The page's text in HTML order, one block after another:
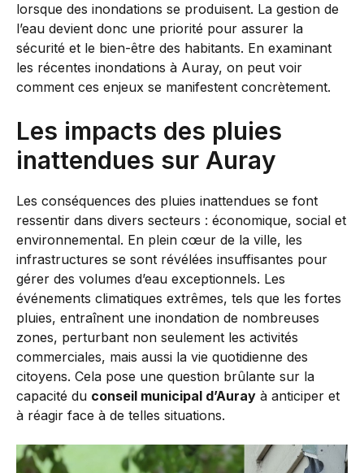
lorsque des inondations se produisent. La gestion de
l’eau devient donc une priorité pour assurer la
sécurité et le bien-être des habitants. En examinant
les récentes inondations à Auray, on peut voir
comment ces enjeux se manifestent concrètement.
Les impacts des pluies
inattendues sur Auray
Les conséquences des pluies inattendues se font
ressentir dans divers secteurs : économique, social et
environnemental. En plein cœur de la ville, les
infrastructures se sont révélées insuffisantes pour
gérer des volumes d’eau exceptionnels. Les
événements climatiques extrêmes, tels que les fortes
pluies, entraînent une inondation de nombreuses
zones, perturbant non seulement les activités
commerciales, mais aussi la vie quotidienne des
citoyens. Cela pose une question brûlante sur la
capacité du conseil municipal d’Auray à anticiper et
à réagir face à de telles situations.